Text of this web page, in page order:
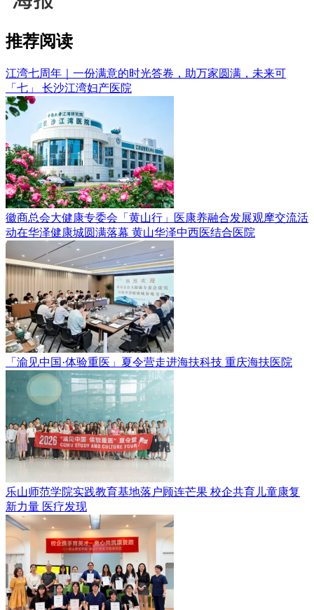
推荐阅读
江湾七周年｜一份满意的时光答卷，助万家圆满，未来可
「七」 长沙江湾妇产医院
徽商总会大健康专委会「黄山行」医康养融合发展观摩交流活
动在华泽健康城圆满落幕 黄山华泽中西医结合医院
「渝见中国·体验重医」夏令营走进海扶科技 重庆海扶医院
乐山师范学院实践教育基地落户顾连芒果 校企共育儿童康复
新力量 医疗发现